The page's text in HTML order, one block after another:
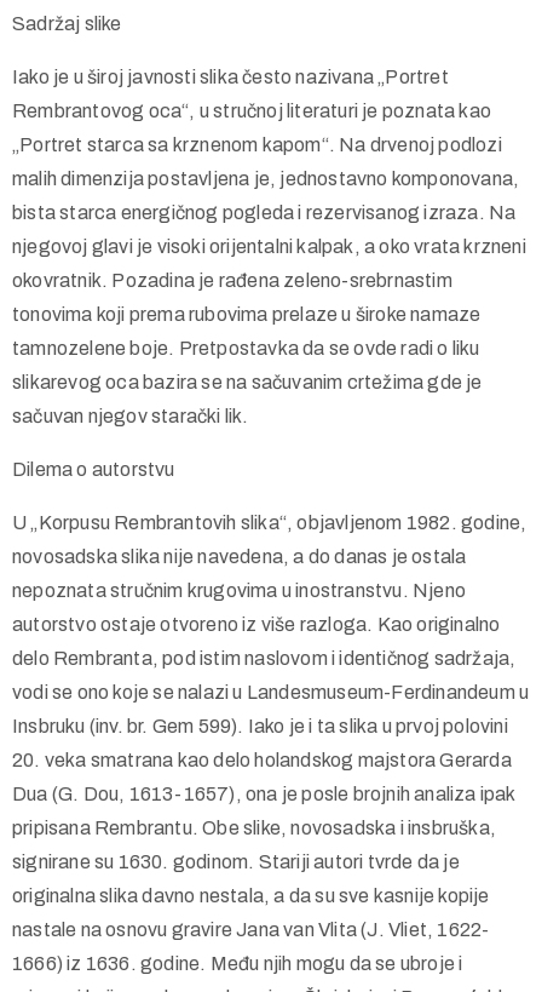
Vojvodini, delo je 1968. godine postalo deo fonda Zbirke
Sadržaj slike
Iako je u široj javnosti slika često nazivana „Portret
Rembrantovog oca“, u stručnoj literaturi je poznata kao
„Portret starca sa krznenom kapom“. Na drvenoj podlozi
malih dimenzija postavljena je, jednostavno komponovana,
bista starca energičnog pogleda i rezervisanog izraza. Na
njegovoj glavi je visoki orijentalni kalpak, a oko vrata krzneni
okovratnik. Pozadina je rađena zeleno-srebrnastim
tonovima koji prema rubovima prelaze u široke namaze
tamnozelene boje. Pretpostavka da se ovde radi o liku
slikarevog oca bazira se na sačuvanim crtežima gde je
Dilema o autorstvu
U „Korpusu Rembrantovih slika“, objavljenom 1982. godine,
novosadska slika nije navedena, a do danas je ostala
nepoznata stručnim krugovima u inostranstvu. Njeno
autorstvo ostaje otvoreno iz više razloga. Kao originalno
delo Rembranta, pod istim naslovom i identičnog sadržaja,
vodi se ono koje se nalazi u Landesmuseum-Ferdinandeum u
Insbruku (inv. br. Gem 599). Iako je i ta slika u prvoj polovini
20. veka smatrana kao delo holandskog majstora Gerarda
Dua (G. Dou, 1613-1657), ona je posle brojnih analiza ipak
pripisana Rembrantu. Obe slike, novosadska i insbruška,
signirane su 1630. godinom. Stariji autori tvrde da je
originalna slika davno nestala, a da su sve kasnije kopije